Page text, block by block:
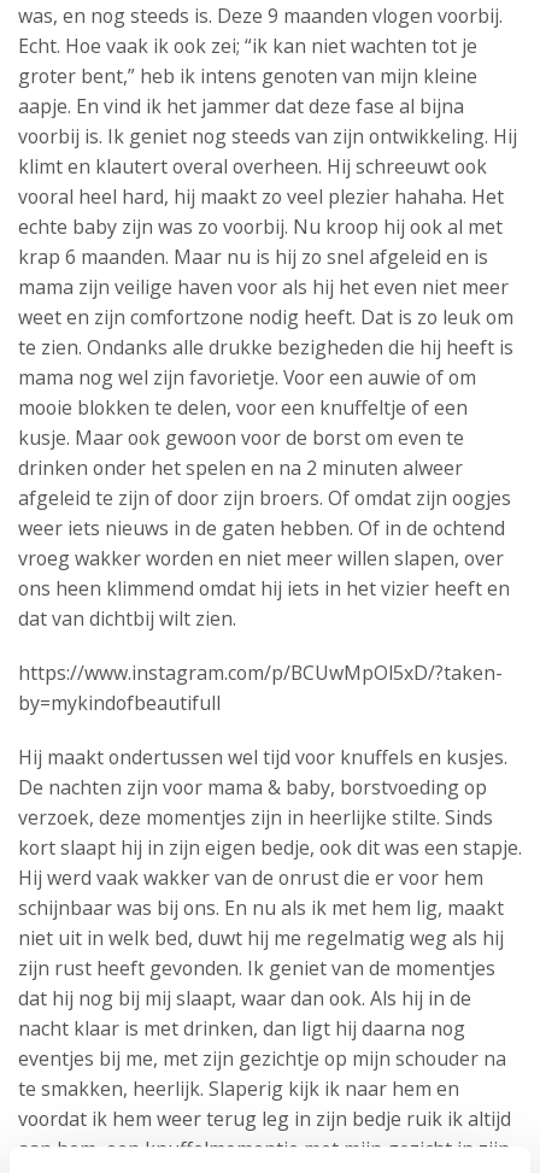
was, en nog steeds is. Deze 9 maanden vlogen voorbij.
Echt. Hoe vaak ik ook zei; “ik kan niet wachten tot je
groter bent,” heb ik intens genoten van mijn kleine
aapje. En vind ik het jammer dat deze fase al bijna
voorbij is. Ik geniet nog steeds van zijn ontwikkeling. Hij
klimt en klautert overal overheen. Hij schreeuwt ook
vooral heel hard, hij maakt zo veel plezier hahaha. Het
echte baby zijn was zo voorbij. Nu kroop hij ook al met
krap 6 maanden. Maar nu is hij zo snel afgeleid en is
mama zijn veilige haven voor als hij het even niet meer
weet en zijn comfortzone nodig heeft. Dat is zo leuk om
te zien. Ondanks alle drukke bezigheden die hij heeft is
mama nog wel zijn favorietje. Voor een auwie of om
mooie blokken te delen, voor een knuffeltje of een
kusje. Maar ook gewoon voor de borst om even te
drinken onder het spelen en na 2 minuten alweer
afgeleid te zijn of door zijn broers. Of omdat zijn oogjes
weer iets nieuws in de gaten hebben. Of in de ochtend
vroeg wakker worden en niet meer willen slapen, over
ons heen klimmend omdat hij iets in het vizier heeft en
dat van dichtbij wilt zien.
https://www.instagram.com/p/BCUwMpOl5xD/?taken-
by=mykindofbeautifull
Hij maakt ondertussen wel tijd voor knuffels en kusjes.
De nachten zijn voor mama & baby, borstvoeding op
verzoek, deze momentjes zijn in heerlijke stilte. Sinds
kort slaapt hij in zijn eigen bedje, ook dit was een stapje.
Hij werd vaak wakker van de onrust die er voor hem
schijnbaar was bij ons. En nu als ik met hem lig, maakt
niet uit in welk bed, duwt hij me regelmatig weg als hij
zijn rust heeft gevonden. Ik geniet van de momentjes
dat hij nog bij mij slaapt, waar dan ook. Als hij in de
nacht klaar is met drinken, dan ligt hij daarna nog
eventjes bij me, met zijn gezichtje op mijn schouder na
te smakken, heerlijk. Slaperig kijk ik naar hem en
voordat ik hem weer terug leg in zijn bedje ruik ik altijd
aan hem, een knuffelmomentje met mijn gezicht in zijn